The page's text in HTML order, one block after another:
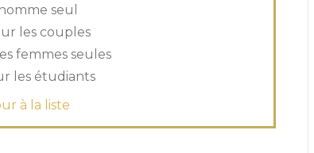
seul
les couples
femmes seules
les étudiants
à la liste